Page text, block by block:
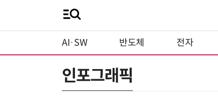
AI·SW 반도체 전자
인포그래픽